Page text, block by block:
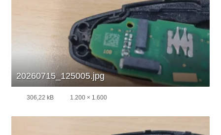
20260715_125005.jpg
306,22 kB 1.200 × 1.600